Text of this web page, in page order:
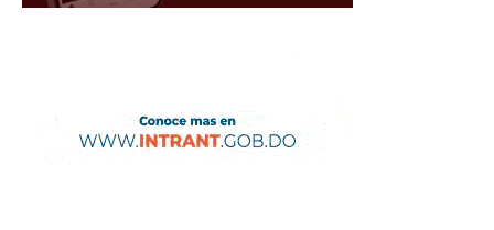
Juan Luis Guerra se suma a Don Omar, Beéle,